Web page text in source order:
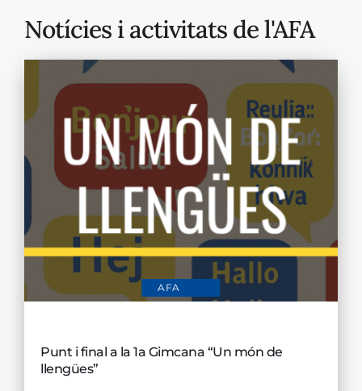
Notícies i activitats de l'AFA
AFA
Punt i final a la 1a Gimcana “Un món de
llengües”